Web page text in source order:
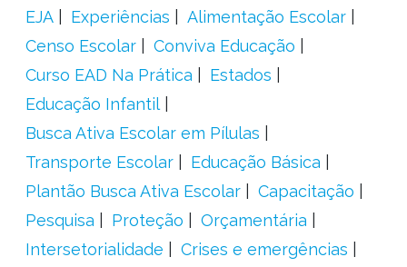
EJA
Experiências
Alimentação Escolar
Censo Escolar
Conviva Educação
Curso EAD Na Prática
Estados
Educação Infantil
Busca Ativa Escolar em Pílulas
Transporte Escolar
Educação Básica
Plantão Busca Ativa Escolar
Capacitação
Pesquisa
Proteção
Orçamentária
Intersetorialidade
Crises e emergências